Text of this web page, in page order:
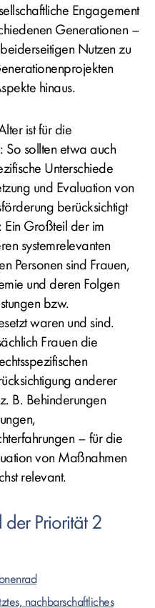
Engagement
Generationen –
Nutzen zu
hinaus.
ist für die
So sollten etwa auch
Unterschiede
und Evaluation von
berücksichtigt
Ein Großteil der im
systemrelevanten
Personen sind Frauen,
und deren Folgen
bzw.
waren und sind.
Frauen die
anderer
B. Behinderungen
– für die
von Maßnahmen
relevant.
der Priorität 2
nachbarschaftliches